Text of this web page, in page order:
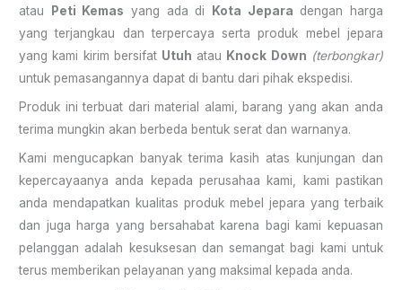
atau Peti Kemas yang ada di Kota Jepara dengan harga
yang terjangkau dan terpercaya serta produk mebel jepara
yang kami kirim bersifat Utuh atau Knock Down (terbongkar)
untuk pemasangannya dapat di bantu dari pihak ekspedisi.
Produk ini terbuat dari material alami, barang yang akan anda
terima mungkin akan berbeda bentuk serat dan warnanya.
Kami mengucapkan banyak terima kasih atas kunjungan dan
kepercayaanya anda kepada perusahaa kami, kami pastikan
anda mendapatkan kualitas produk mebel jepara yang terbaik
dan juga harga yang bersahabat karena bagi kami kepuasan
pelanggan adalah kesuksesan dan semangat bagi kami untuk
terus memberikan pelayanan yang maksimal kepada anda.